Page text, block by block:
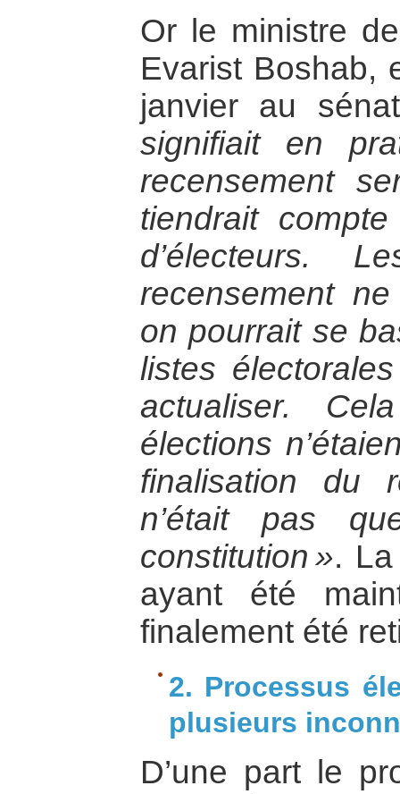
Or le ministre
Evarist Boshab,
janvier au
signifiait en
recensement
tiendrait
d’électeurs.
recensement
on pourrait se
listes
actualiser.
élections
finalisation du
n’était pas
constitution ».
ayant été
finalement été
2. Processus
plusieurs
D’une part le